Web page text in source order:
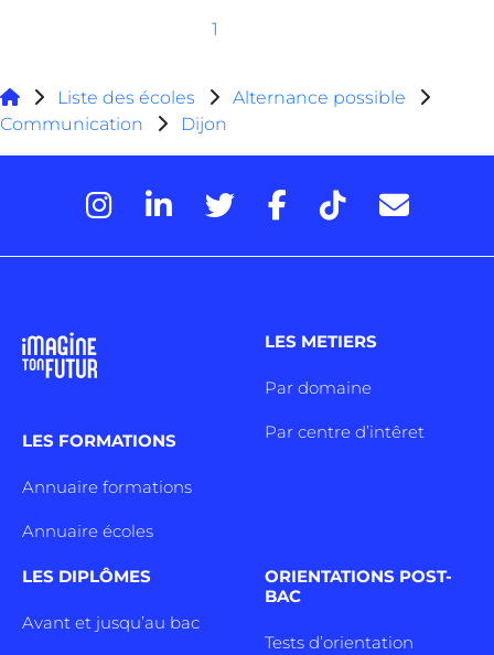
1
Liste des écoles
Alternance possible
Communication
Dijon
LES FORMATIONS
Annuaire formations
Annuaire écoles
LES METIERS
Par domaine
Par centre d’intêret
LES DIPLÔMES
Avant et jusqu’au bac
ORIENTATIONS POST-
BAC
Tests d’orientation